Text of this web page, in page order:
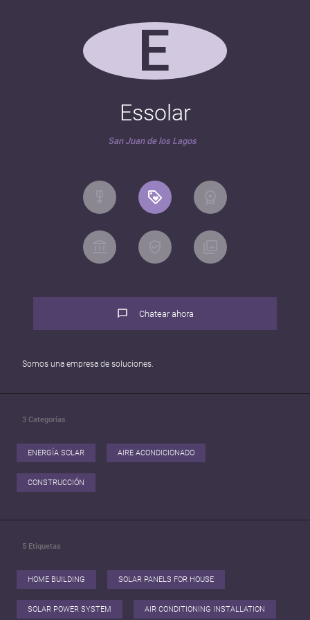
E
Essolar
San Juan de los Lagos
Chatear ahora
Somos una empresa de soluciones.
3 Categorías
ENERGÍA SOLAR AIRE ACONDICIONADO
CONSTRUCCIÓN
5 Etiquetas
HOME BUILDING SOLAR PANELS FOR HOUSE
SOLAR POWER SYSTEM AIR CONDITIONING INSTALLATION